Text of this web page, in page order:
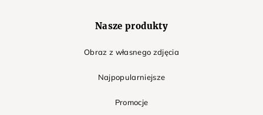
Nasze produkty
Obraz z własnego zdjęcia
Najpopularniejsze
Promocje